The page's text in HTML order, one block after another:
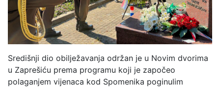
Središnji dio obilježavanja održan je u Novim dvorima
u Zaprešiću prema programu koji je započeo
polaganjem vijenaca kod Spomenika poginulim